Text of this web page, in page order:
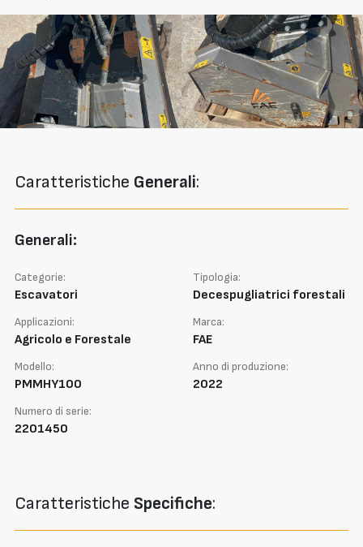
Caratteristiche Generali:
Generali:
Categorie:
Escavatori
Tipologia:
Decespugliatrici forestali
Applicazioni:
Agricolo e Forestale
Marca:
FAE
Modello:
PMMHY100
Anno di produzione:
2022
Numero di serie:
2201450
Caratteristiche Specifiche: